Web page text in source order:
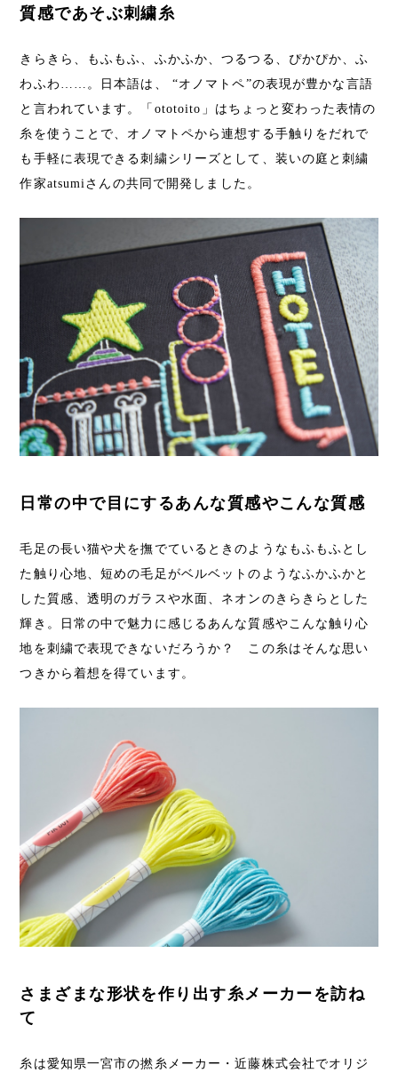
質感であそぶ刺繍糸
きらきら、もふもふ、ふかふか、つるつる、ぴかぴか、ふ
わふわ……。日本語は、 “オノマトペ”の表現が豊かな言語
と言われています。「ototoito」はちょっと変わった表情の
糸を使うことで、オノマトペから連想する手触りをだれで
も手軽に表現できる刺繍シリーズとして、装いの庭と刺繍
作家atsumiさんの共同で開発しました。
日常の中で目にするあんな質感やこんな質感
毛足の長い猫や犬を撫でているときのようなもふもふとし
た触り心地、短めの毛足がベルベットのようなふかふかと
した質感、透明のガラスや水面、ネオンのきらきらとした
輝き。日常の中で魅力に感じるあんな質感やこんな触り心
地を刺繍で表現できないだろうか？ この糸はそんな思い
つきから着想を得ています。
さまざまな形状を作り出す糸メーカーを訪ね
て
糸は愛知県一宮市の撚糸メーカー・近藤株式会社でオリジ